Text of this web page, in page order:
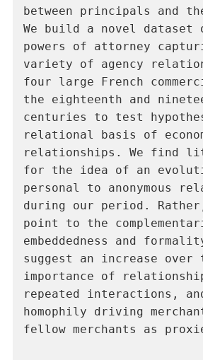
between principals and
We build a novel dataset
powers of attorney
variety of agency
four large French
the eighteenth and
centuries to test
relational basis of
relationships. We find
for the idea of an
personal to anonymous
during our period.
point to the
embeddedness and
suggest an increase
importance of
repeated interactions,
homophily driving
fellow merchants as